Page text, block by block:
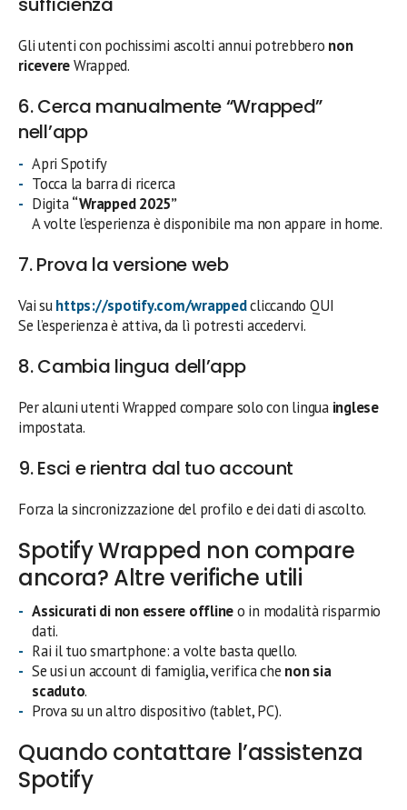
Gli utenti con pochissimi ascolti annui potrebbero non
ricevereWrapped.
6. Cerca manualmente “Wrapped”
nell’app
Apri Spotify
Tocca la barra di ricerca
Digita“Wrapped 2025”
A volte l’esperienza è disponibile ma non appare in home.
7. Prova la versione web
Vai suhttps://spotify.com/wrappedcliccando QUI
Se l’esperienza è attiva, da lì potresti accedervi.
8. Cambia lingua dell’app
Per alcuni utenti Wrapped compare solo con lingua inglese
impostata.
9. Esci e rientra dal tuo account
Forza la sincronizzazione del profilo e dei dati di ascolto.
Spotify Wrapped non compare
ancora? Altre verifiche utili
Assicurati di non essere offlineo in modalità risparmio
dati.
Rai il tuo smartphone: a volte basta quello.
Se usi un account di famiglia, verifica che non sia
scaduto.
Prova su un altro dispositivo (tablet, PC).
Quando contattare l’assistenza
Spotify